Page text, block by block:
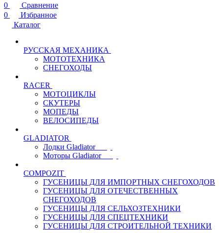
0
Сравнение
0
Избранное
Каталог
РУССКАЯ МЕХАНИКА
МОТОТЕХНИКА
СНЕГОХОДЫ
RACER
МОТОЦИКЛЫ
СКУТЕРЫ
МОПЕДЫ
ВЕЛОСИПЕДЫ
GLADIATOR
Лодки Gladiator
Моторы Gladiator
COMPOZIT
ГУСЕНИЦЫ ДЛЯ ИМПОРТНЫХ СНЕГОХОДОВ
ГУСЕНИЦЫ ДЛЯ ОТЕЧЕСТВЕННЫХ
СНЕГОХОДОВ
ГУСЕНИЦЫ ДЛЯ СЕЛЬХОЗТЕХНИКИ
ГУСЕНИЦЫ ДЛЯ СПЕЦТЕХНИКИ
ГУСЕНИЦЫ ДЛЯ СТРОИТЕЛЬНОЙ ТЕХНИКИ